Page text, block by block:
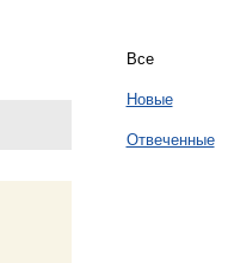
Все
Новые
Отвеченные